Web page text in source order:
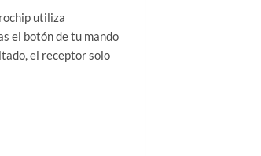
utiliza
el botón de tu mando
el receptor solo